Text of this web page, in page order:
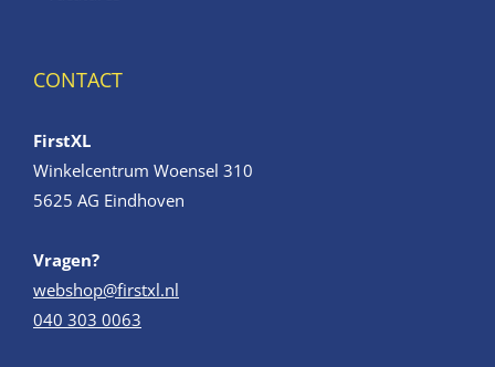
CONTACT
FirstXL
Winkelcentrum Woensel 310
5625 AG Eindhoven
Vragen?
webshop@firstxl.nl
040 303 0063